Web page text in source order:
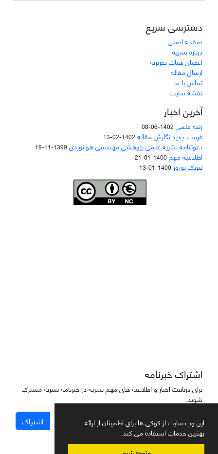
این وب سایت از کوکی ها برای اطمینان از ارائه
بهترین خدمات استفاده می کند.
دسترسی سریع
صفحه اصلی
درباره نشریه
اعضای هیات تحریریه
ارسال مقاله
تماس با ما
نقشه سایت
آخرین اخبار
رتبه علمی 1402-06-08
فرمت جدید نگارش مقاله 1402-02-13
دعوتنامه نشریه علمی پژوهشی مهندسی هوانوردی1399-11-19
اطلاعیه مهم1400-01-21
تبریک نوروز 1400-01-13
اشتراک خبرنامه
برای دریافت اخبار و اطلاعیه های مهم نشریه در خبرنامه نشریه مشترک
شوید.
اشتراک